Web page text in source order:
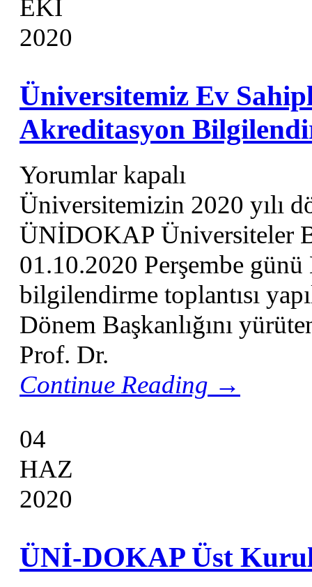
EKI
2020
Üniversitemiz Ev
Akreditasyon
Yorumlar kapalı
Üniversitemizin 2020 yılı
ÜNİDOKAP Üniversiteler
01.10.2020 Perşembe
bilgilendirme toplantısı
Dönem Başkanlığını
Prof. Dr.
Continue Reading →
04
HAZ
2020
ÜNİ-DOKAP Üst Kurul